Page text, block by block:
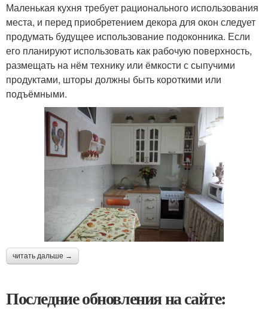
Маленькая кухня требует рационального использования
места, и перед приобретением декора для окон следует
продумать будущее использование подоконника. Если
его планируют использовать как рабочую поверхность,
размещать на нём технику или ёмкости с сыпучими
продуктами, шторы должны быть короткими или
подъёмными.
читать дальше →
Последние обновления на сайте: